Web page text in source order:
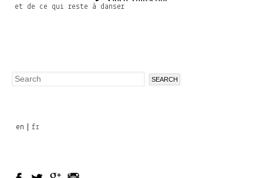
et de ce qui reste à danser
Search
en fr